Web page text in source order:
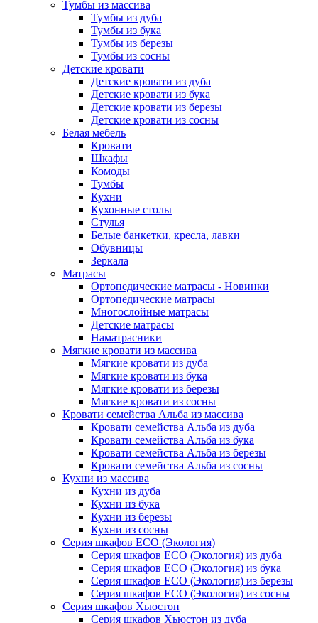
Тумбы из массива
Тумбы из дуба
Тумбы из бука
Тумбы из березы
Тумбы из сосны
Детские кровати
Детские кровати из дуба
Детские кровати из бука
Детские кровати из березы
Детские кровати из сосны
Белая мебель
Кровати
Шкафы
Комоды
Тумбы
Кухни
Кухонные столы
Стулья
Белые банкетки, кресла, лавки
Обувницы
Зеркала
Матрасы
Ортопедические матрасы - Новинки
Ортопедические матрасы
Многослойные матрасы
Детские матрасы
Наматрасники
Мягкие кровати из массива
Мягкие кровати из дуба
Мягкие кровати из бука
Мягкие кровати из березы
Мягкие кровати из сосны
Кровати семейства Альба из массива
Кровати семейства Альба из дуба
Кровати семейства Альба из бука
Кровати семейства Альба из березы
Кровати семейства Альба из сосны
Кухни из массива
Кухни из дуба
Кухни из бука
Кухни из березы
Кухни из сосны
Серия шкафов ECO (Экология)
Серия шкафов ECO (Экология) из дуба
Серия шкафов ECO (Экология) из бука
Серия шкафов ECO (Экология) из березы
Серия шкафов ECO (Экология) из сосны
Серия шкафов Хьюстон
Серия шкафов Хьюстон из дуба